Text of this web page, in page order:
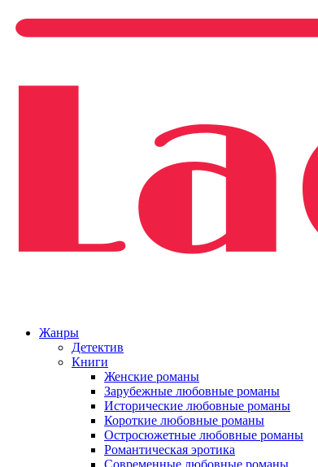
Жанры
Детектив
Книги
Женские романы
Зарубежные любовные романы
Исторические любовные романы
Короткие любовные романы
Остросюжетные любовные романы
Романтическая эротика
Современные любовные романы